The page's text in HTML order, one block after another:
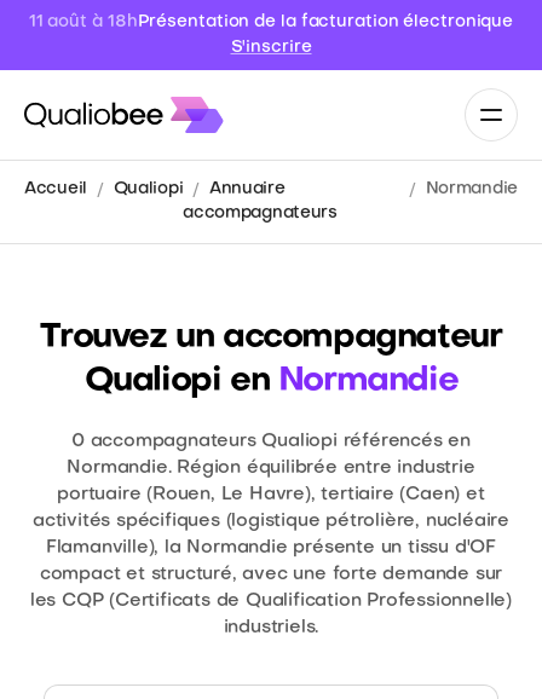
11 août à 18hPrésentation de la facturation électronique
S'inscrire
Accueil Qualiopi
Annuaire
accompagnateurs
Normandie
Trouvez un accompagnateur
Qualiopi en Normandie
0accompagnateurs Qualiopi référencés en
Normandie. Région équilibrée entre industrie
portuaire (Rouen, Le Havre), tertiaire (Caen) et
activités spécifiques (logistique pétrolière, nucléaire
Flamanville), la Normandie présente un tissu d'OF
compact et structuré, avec une forte demande sur
les CQP (Certificats de Qualification Professionnelle)
industriels.